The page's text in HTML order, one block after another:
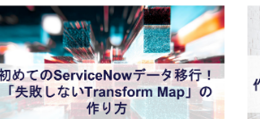
るお問い合わせ